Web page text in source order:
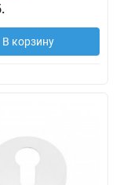
В корзину